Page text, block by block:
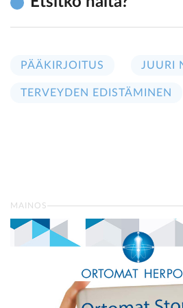
PÄÄKIRJOITUS JUURI
TERVEYDEN EDISTÄMINEN
MAINOS